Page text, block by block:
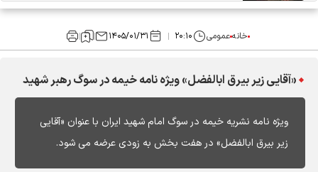
خانهعمومی ۲۰:۱۰ ۱۴۰۵/۰۱/۳۱
«آقایی زیر بیرق ابالفضل» ویژه نامه خیمه در سوگ رهبر شهید
ویژه نامه نشریه خیمه در سوگ امام شهید ایران با عنوان «آقایی
زیر بیرق ابالفضل» در هفت بخش به زودی عرضه می شود.